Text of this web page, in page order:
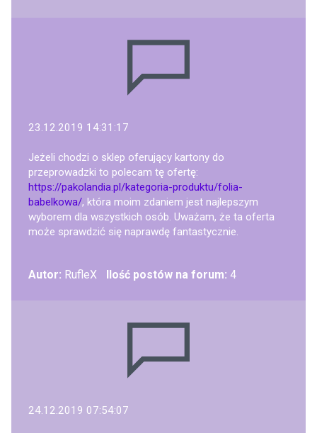
23.12.2019 14:31:17
Jeżeli chodzi o sklep oferujący kartony do
przeprowadzki to polecam tę ofertę:
https://pakolandia.pl/kategoria-produktu/folia-
babelkowa/, która moim zdaniem jest najlepszym
wyborem dla wszystkich osób. Uważam, że ta oferta
może sprawdzić się naprawdę fantastycznie.
Autor: RufleX Ilość postów na forum: 4
24.12.2019 07:54:07